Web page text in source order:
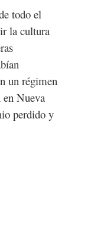
todo el
la cultura
un régimen
en Nueva
perdido y